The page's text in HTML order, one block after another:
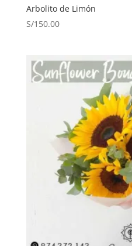
Arbolito de Limón
S/150.00